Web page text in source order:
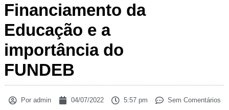
Financiamento da
Educação e a
importância do
FUNDEB
Poradmin 04/07/2022 5:57 pm Sem Comentários